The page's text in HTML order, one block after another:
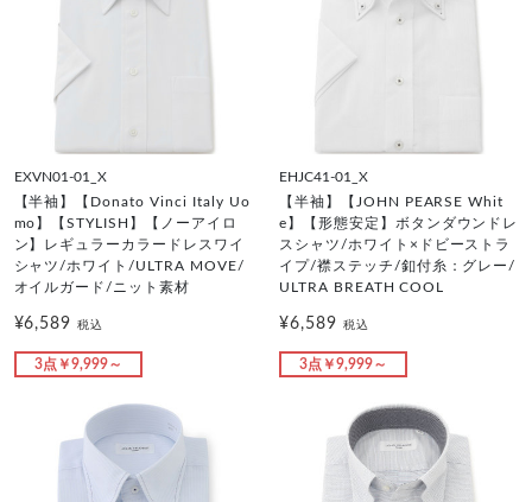
EXVN01-01_X
【半袖】【Donato Vinci Italy Uo
mo】【STYLISH】【ノーアイロ
ン】レギュラーカラードレスワイ
シャツ/ホワイト/ULTRA MOVE/
オイルガード/ニット素材
¥6,589税込
3点￥9,999～
EHJC41-01_X
【半袖】【JOHN PEARSE Whit
e】【形態安定】ボタンダウンドレ
スシャツ/ホワイト×ドビーストラ
イプ/襟ステッチ/釦付糸：グレー/
ULTRA BREATH COOL
¥6,589 税込
3点￥9,999～